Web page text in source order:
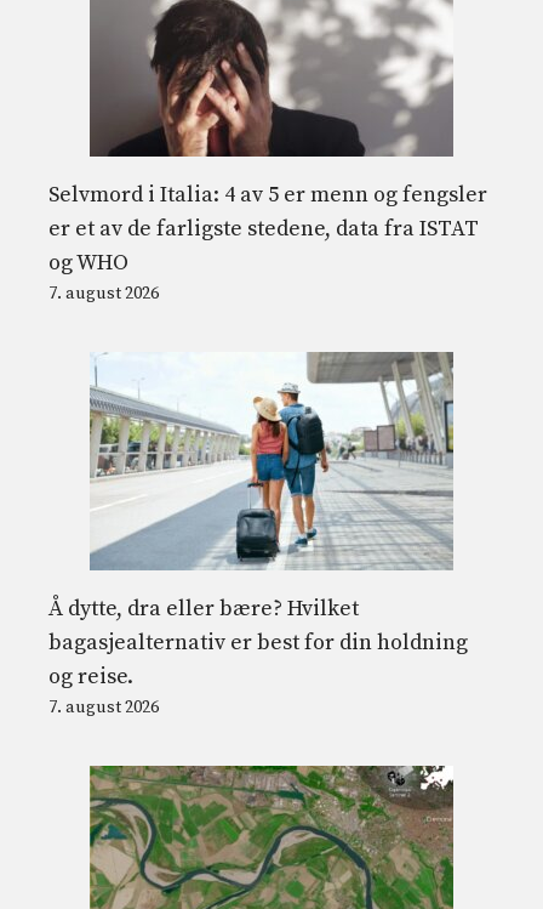
Selvmord i Italia: 4 av 5 er menn og fengsler
er et av de farligste stedene, data fra ISTAT
og WHO
7. august 2026
Å dytte, dra eller bære? Hvilket
bagasjealternativ er best for din holdning
og reise.
7. august 2026